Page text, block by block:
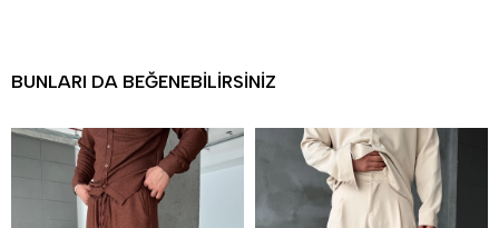
BUNLARI DA BEĞENEBILIRSINIZ